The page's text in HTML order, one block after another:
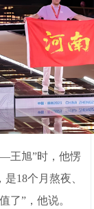
王旭”时，他愣
18个月熬夜、
了”，他说。